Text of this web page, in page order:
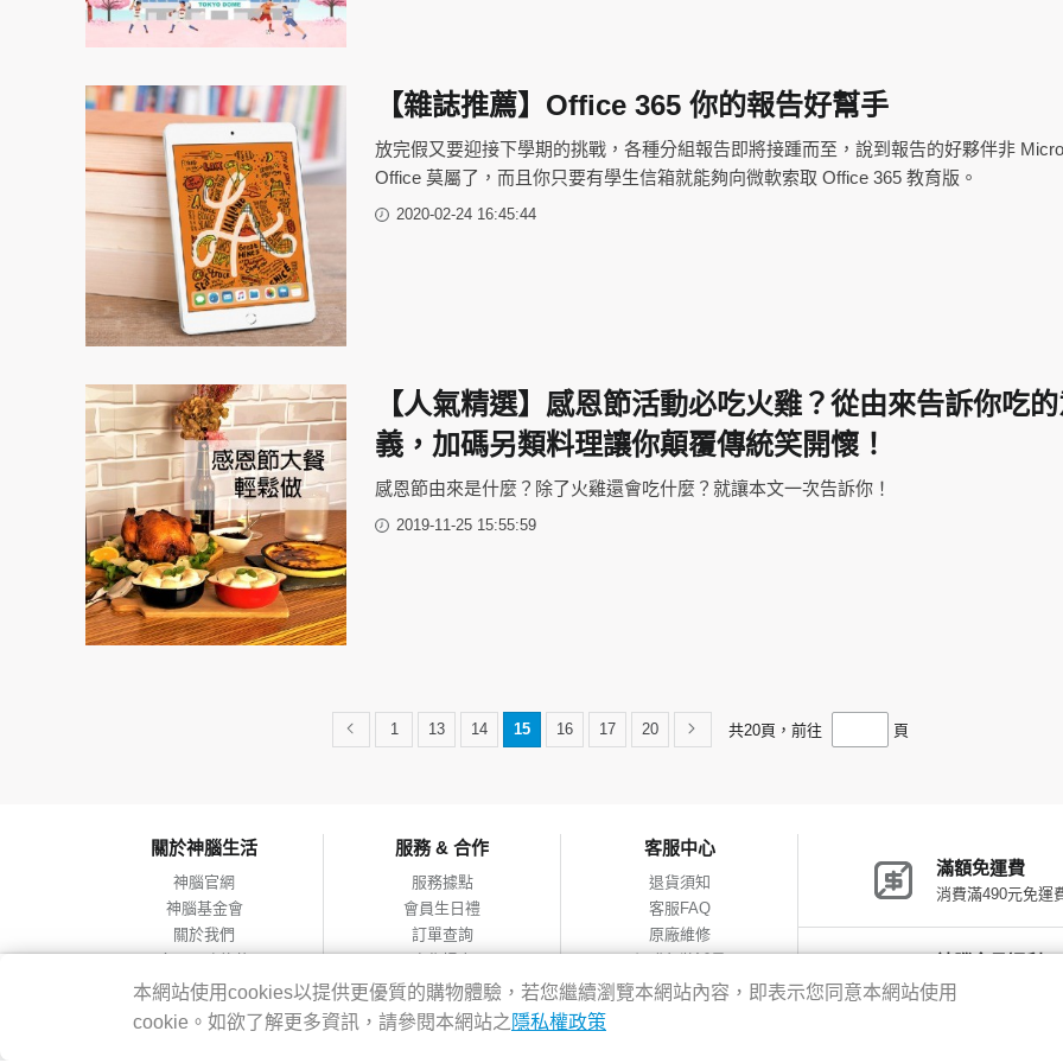
【雜誌推薦】Office 365 你的報告好幫手
放完假又要迎接下學期的挑戰，各種分組報告即將接踵而至，說到報告的好夥伴非
Office 莫屬了，而且你只要有學生信箱就能夠向微軟索取 Office 365 教育版。
2020-02-24 16:45:44
【人氣精選】感恩節活動必吃火雞？從由來告訴你吃
義，加碼另類料理讓你顛覆傳統笑開懷！
感恩節由來是什麼？除了火雞還會吃什麼？就讓本文一次告訴你！
2019-11-25 15:55:59
1 13 14 15 16 17 20 共20頁，前往 頁
關於神腦生活
神腦官網
神腦基金會
關於我們
會員服務條款
隱私權政策
網站導覽
服務 & 合作
服務據點
會員生日禮
訂單查詢
合作提案
客服中心
退貨須知
客服FAQ
原廠維修
網購包裝減量
滿額免運費
消費滿490元免運
會員獨享優惠
本網站使用cookies以提供更優質的購物體驗，若您繼續瀏覽本網站內容，即表示您同意本網站使用
cookie。如欲了解更多資訊，請參閱本網站之 隱私權政策